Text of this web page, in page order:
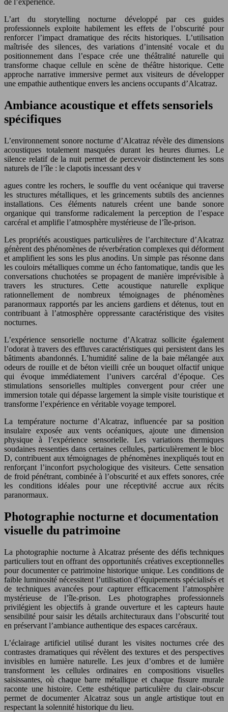
de l’expérience.
L’art du storytelling nocturne développé par ces guides
professionnels exploite habilement les effets de l’obscurité pour
renforcer l’impact dramatique des récits historiques. L’utilisation
maîtrisée des silences, des variations d’intensité vocale et du
positionnement dans l’espace crée une théâtralité naturelle qui
transforme chaque cellule en scène de théâtre historique. Cette
approche narrative immersive permet aux visiteurs de développer
une empathie authentique envers les anciens occupants d’Alcatraz.
Ambiance acoustique et effets sensoriels
spécifiques
L’environnement sonore nocturne d’Alcatraz révèle des dimensions
acoustiques totalement masquées durant les heures diurnes. Le
silence relatif de la nuit permet de percevoir distinctement les sons
naturels de l’île : le clapotis incessant des v
agues contre les rochers, le souffle du vent océanique qui traverse
les structures métalliques, et les grincements subtils des anciennes
installations. Ces éléments naturels créent une bande sonore
organique qui transforme radicalement la perception de l’espace
carcéral et amplifie l’atmosphère mystérieuse de l’île-prison.
Les propriétés acoustiques particulières de l’architecture d’Alcatraz
génèrent des phénomènes de réverbération complexes qui déforment
et amplifient les sons les plus anodins. Un simple pas résonne dans
les couloirs métalliques comme un écho fantomatique, tandis que les
conversations chuchotées se propagent de manière imprévisible à
travers les structures. Cette acoustique naturelle explique
rationnellement de nombreux témoignages de phénomènes
paranormaux rapportés par les anciens gardiens et détenus, tout en
contribuant à l’atmosphère oppressante caractéristique des visites
nocturnes.
L’expérience sensorielle nocturne d’Alcatraz sollicite également
l’odorat à travers des effluves caractéristiques qui persistent dans les
bâtiments abandonnés. L’humidité saline de la baie mélangée aux
odeurs de rouille et de béton vieilli crée un bouquet olfactif unique
qui évoque immédiatement l’univers carcéral d’époque. Ces
stimulations sensorielles multiples convergent pour créer une
immersion totale qui dépasse largement la simple visite touristique et
transforme l’expérience en véritable voyage temporel.
La température nocturne d’Alcatraz, influencée par sa position
insulaire exposée aux vents océaniques, ajoute une dimension
physique à l’expérience sensorielle. Les variations thermiques
soudaines ressenties dans certaines cellules, particulièrement le bloc
D, contribuent aux témoignages de phénomènes inexpliqués tout en
renforçant l’inconfort psychologique des visiteurs. Cette sensation
de froid pénétrant, combinée à l’obscurité et aux effets sonores, crée
les conditions idéales pour une réceptivité accrue aux récits
paranormaux.
Photographie nocturne et documentation
visuelle du patrimoine
La photographie nocturne à Alcatraz présente des défis techniques
particuliers tout en offrant des opportunités créatives exceptionnelles
pour documenter ce patrimoine historique unique. Les conditions de
faible luminosité nécessitent l’utilisation d’équipements spécialisés et
de techniques avancées pour capturer efficacement l’atmosphère
mystérieuse de l’île-prison. Les photographes professionnels
privilégient les objectifs à grande ouverture et les capteurs haute
sensibilité pour saisir les détails architecturaux dans l’obscurité tout
en préservant l’ambiance authentique des espaces carcéraux.
L’éclairage artificiel utilisé durant les visites nocturnes crée des
contrastes dramatiques qui révèlent des textures et des perspectives
invisibles en lumière naturelle. Les jeux d’ombres et de lumière
transforment les cellules ordinaires en compositions visuelles
saisissantes, où chaque barre métallique et chaque fissure murale
raconte une histoire. Cette esthétique particulière du clair-obscur
permet de documenter Alcatraz sous un angle artistique tout en
respectant la solennité historique du lieu.